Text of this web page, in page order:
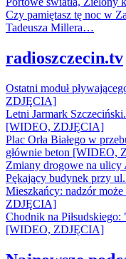
Czy pamiętasz tę noc w
Tadeusza Millera…
radioszczecin.tv
Ostatni moduł
ZDJĘCIA]
Letni Jarmark
[WIDEO, ZDJĘCIA]
Plac Orła Białego w
głównie beton [WIDEO,
Zmiany drogowe na
Pękający budynek przy
Mieszkańcy: nadzór
ZDJĘCIA]
Chodnik na
[WIDEO, ZDJĘCIA]